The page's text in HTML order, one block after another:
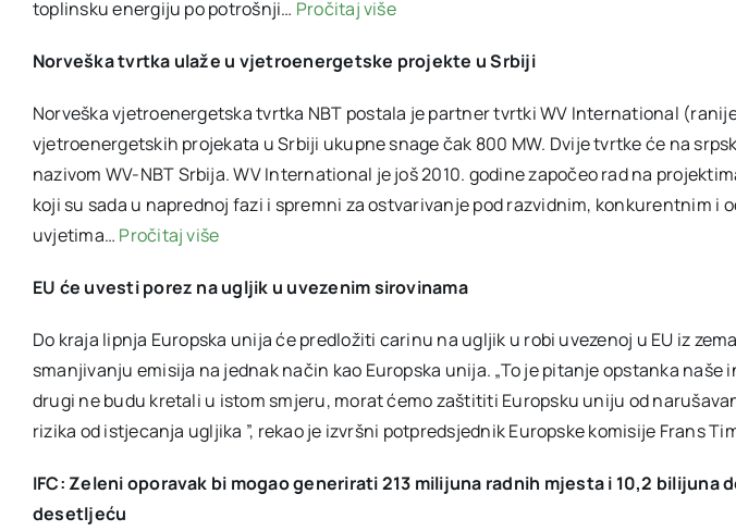
toplinsku energiju po potrošnji… Pročitaj više
Norveška tvrtka ulaže u vjetroenergetske projekte u Srbiji
Norveška vjetroenergetska tvrtka NBT postala je partner tvrtki WV International
vjetroenergetskih projekata u Srbiji ukupne snage čak 800 MW. Dvije tvrtke će na
nazivom WV-NBT Srbija. WV International je još 2010. godine započeo rad na
koji su sada u naprednoj fazi i spremni za ostvarivanje pod razvidnim, konkurentnim i
uvjetima… Pročitaj više
EU će uvesti porez na ugljik u uvezenim sirovinama
Do kraja lipnja Europska unija će predložiti carinu na ugljik u robi uvezenoj u EU iz
smanjivanju emisija na jednak način kao Europska unija. „To je pitanje opstanka naše
drugi ne budu kretali u istom smjeru, morat ćemo zaštititi Europsku uniju od
rizika od istjecanja ugljika ”, rekao je izvršni potpredsjednik Europske komisije Frans
IFC: Zeleni oporavak bi mogao generirati 213 milijuna radnih mjesta i 10,2 bilijuna
desetljeću